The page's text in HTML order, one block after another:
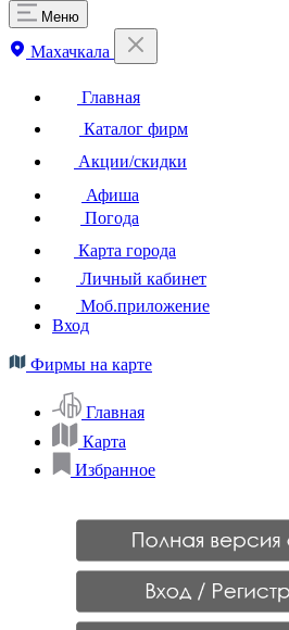
Меню
Махачкала
Главная
Каталог фирм
Акции/скидки
Афиша
Погода
Карта города
Личный кабинет
Моб.приложение
Вход
Фирмы на карте
Главная
Карта
Избранное